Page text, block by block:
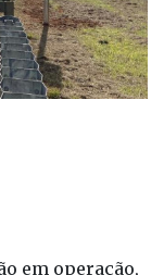
em operação,